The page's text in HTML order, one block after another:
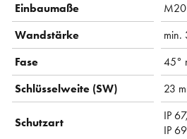
Einbaumaße
Wandstärke
min.
Fase
45°
Schlüsselweite (SW)
23
Schutzart
IP 67,
IP